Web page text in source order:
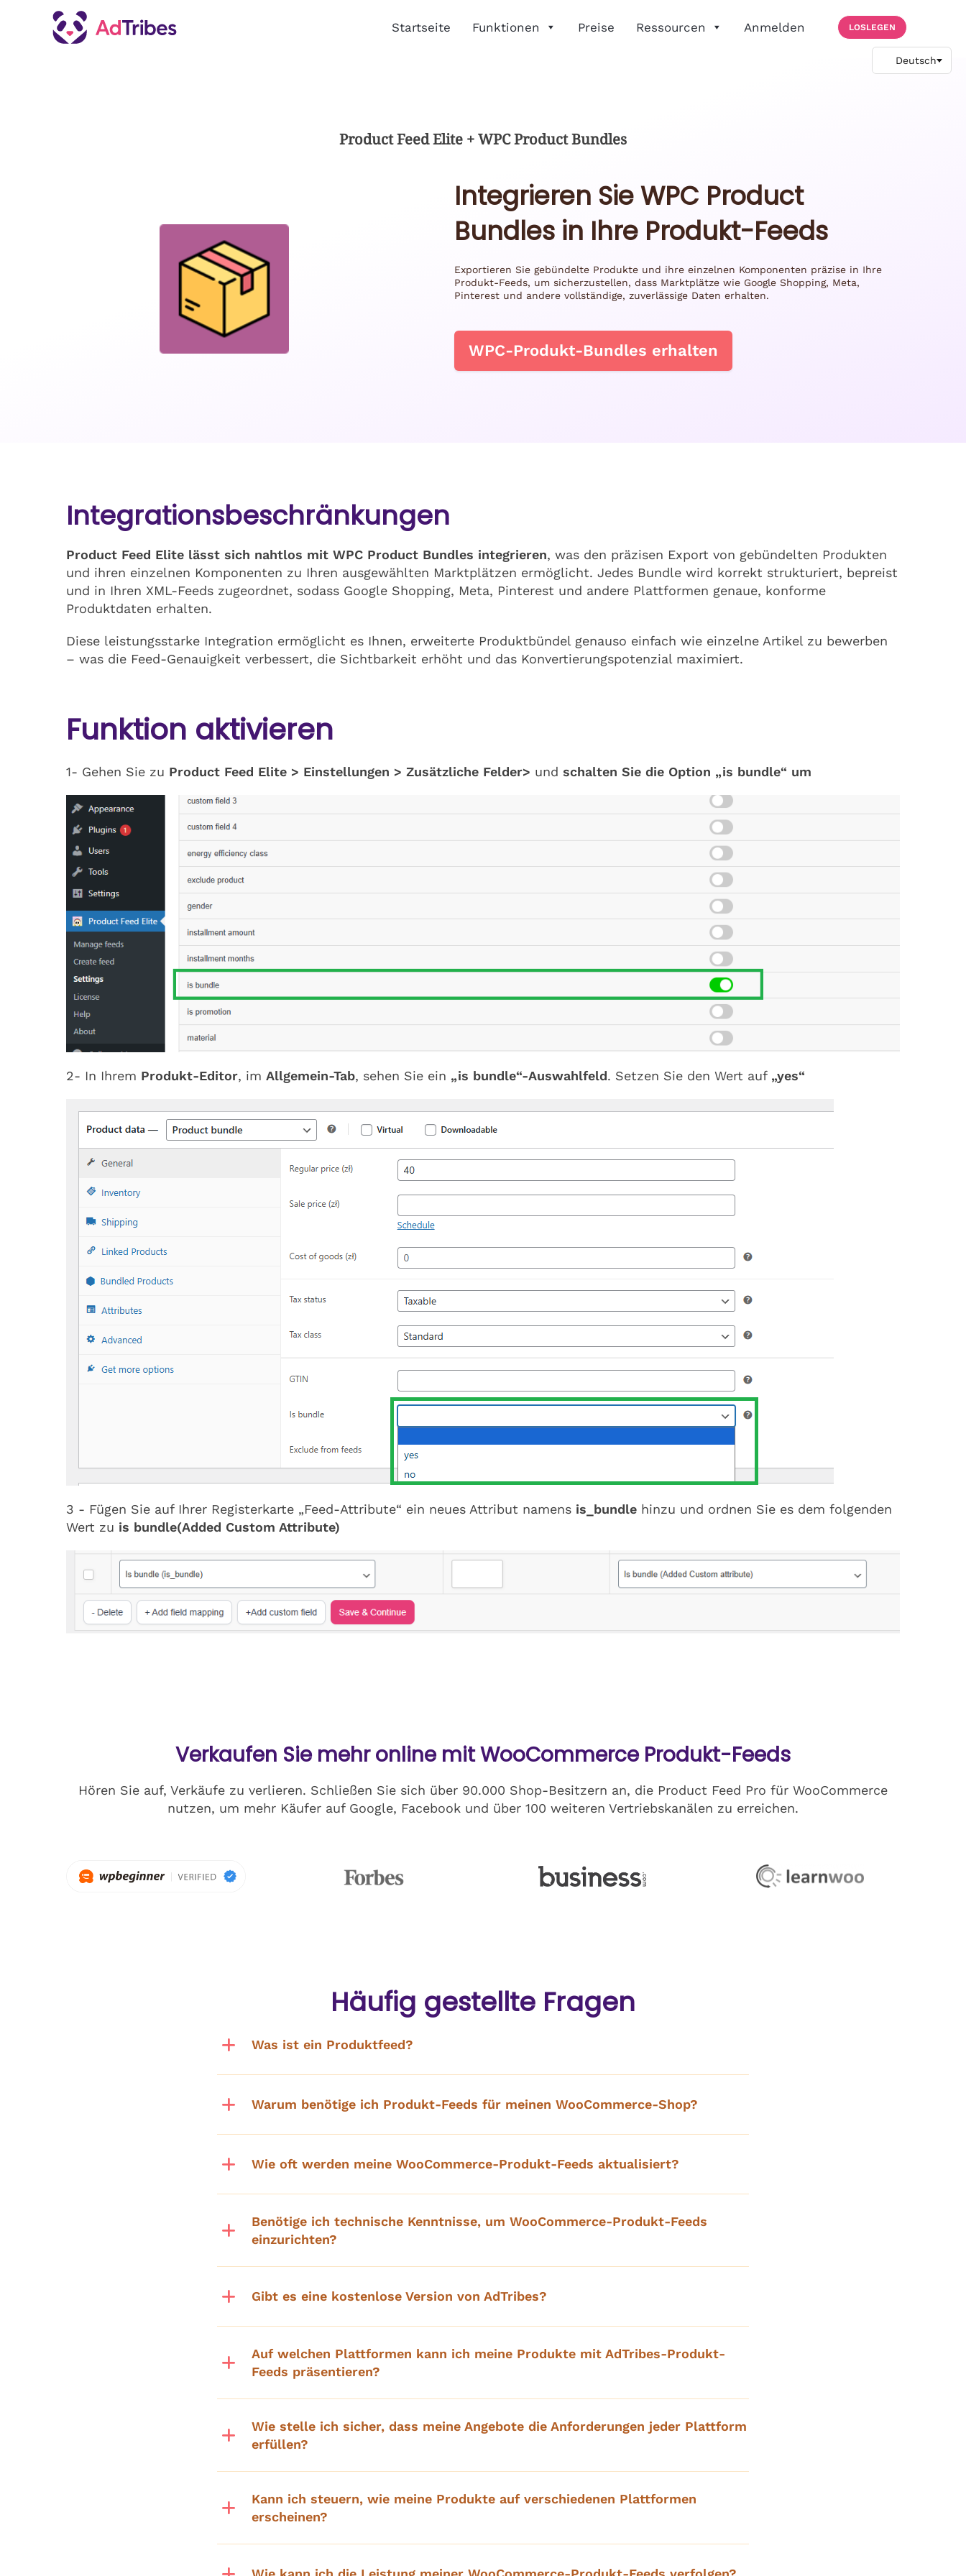
Startseite Funktionen Preise Ressourcen Anmelden LOSLEGEN
Product Feed Elite + WPC Product Bundles
Integrieren Sie WPC Product
Bundles in Ihre Produkt-Feeds
Exportieren Sie gebündelte Produkte und ihre einzelnen Komponenten präzise in Ihre
Produkt-Feeds, um sicherzustellen, dass Marktplätze wie Google Shopping, Meta,
Pinterest und andere vollständige, zuverlässige Daten erhalten.
WPC-Produkt-Bundles erhalten
Integrationsbeschränkungen
Product Feed Elite lässt sich nahtlos mit WPC Product Bundles integrieren, was den präzisen Export von gebündelten Produkten
und ihren einzelnen Komponenten zu Ihren ausgewählten Marktplätzen ermöglicht. Jedes Bundle wird korrekt strukturiert, bepreist
und in Ihren XML-Feeds zugeordnet, sodass Google Shopping, Meta, Pinterest und andere Plattformen genaue, konforme
Produktdaten erhalten.
Diese leistungsstarke Integration ermöglicht es Ihnen, erweiterte Produktbündel genauso einfach wie einzelne Artikel zu bewerben
– was die Feed-Genauigkeit verbessert, die Sichtbarkeit erhöht und das Konvertierungspotenzial maximiert.
Funktion aktivieren
1- Gehen Sie zu Product Feed Elite > Einstellungen > Zusätzliche Felder> und schalten Sie die Option „is bundle“ um
2- In Ihrem Produkt-Editor, im Allgemein-Tab, sehen Sie ein „is bundle“-Auswahlfeld. Setzen Sie den Wert auf „yes“
3 - Fügen Sie auf Ihrer Registerkarte „Feed-Attribute“ ein neues Attribut namens is_bundle hinzu und ordnen Sie es dem folgenden
Wert zu is bundle(Added Custom Attribute)
Verkaufen Sie mehr online mit WooCommerce Produkt-Feeds
Hören Sie auf, Verkäufe zu verlieren. Schließen Sie sich über 90.000 Shop-Besitzern an, die Product Feed Pro für WooCommerce
nutzen, um mehr Käufer auf Google, Facebook und über 100 weiteren Vertriebskanälen zu erreichen.
Häufig gestellte Fragen
Was ist ein Produktfeed?
Warum benötige ich Produkt-Feeds für meinen WooCommerce-Shop?
Wie oft werden meine WooCommerce-Produkt-Feeds aktualisiert?
Benötige ich technische Kenntnisse, um WooCommerce-Produkt-Feeds
einzurichten?
Gibt es eine kostenlose Version von AdTribes?
Auf welchen Plattformen kann ich meine Produkte mit AdTribes-Produkt-
Feeds präsentieren?
Wie stelle ich sicher, dass meine Angebote die Anforderungen jeder Plattform
erfüllen?
Kann ich steuern, wie meine Produkte auf verschiedenen Plattformen
erscheinen?